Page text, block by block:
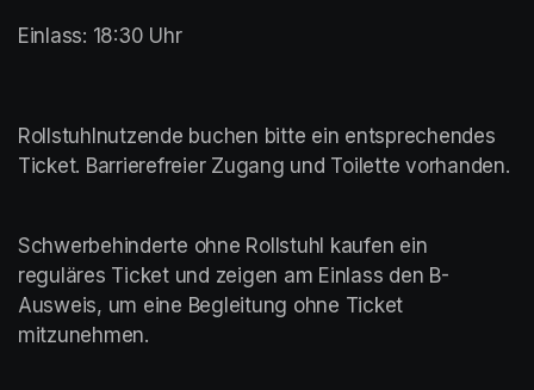
Einlass: 18:30 Uhr
Rollstuhlnutzende buchen bitte ein entsprechendes
Schwerbehinderte ohne Rollstuhl kaufen ein
reguläres Ticket und zeigen am Einlass den B-
Ausweis, um eine Begleitung ohne Ticket